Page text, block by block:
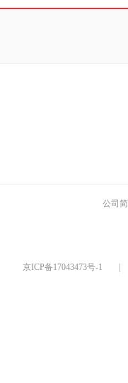
公司
京ICP备17043473号-1